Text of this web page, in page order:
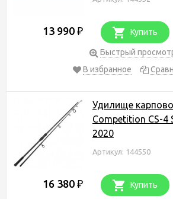
13 990 ₽ Купить
Быстрый
В избранное
Удилище
Competition CS-4
2020
Артикул: 144550
16 380 ₽ Купить